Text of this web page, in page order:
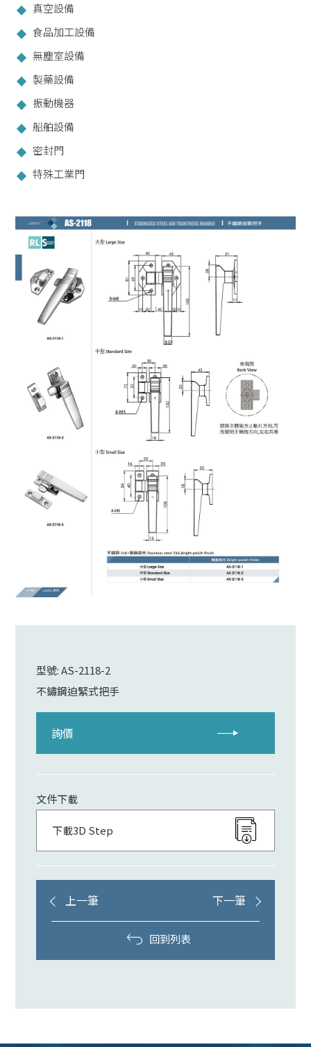
型號: AS-2118-2
不鏽鋼迫緊式把手
詢價
文件下載
下載3D Step
上一筆 下一筆
回到列表
真空設備
食品加工設備
無塵室設備
製藥設備
振動機器
船舶設備
密封門
特殊工業門